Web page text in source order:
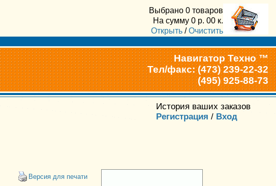
Выбрано 0 товаров
На сумму 0 р. 00 к.
Открыть /Очистить
Навигатор Техно ™
Тел/факс: (473) 239-22-32
(495) 925-88-73
История ваших заказов
Регистрация / Вход
Версия для печати